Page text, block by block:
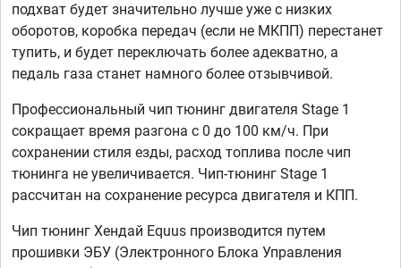
подхват будет значительно лучше уже с низких
оборотов, коробка передач (если не МКПП) перестанет
тупить, и будет переключать более адекватно, а
педаль газа станет намного более отзывчивой.
Профессиональный чип тюнинг двигателя Stage 1
сокращает время разгона с 0 до 100 км/ч. При
сохранении стиля езды, расход топлива после чип
тюнинга не увеличивается. Чип-тюнинг Stage 1
рассчитан на сохранение ресурса двигателя и КПП.
Чип тюнинг Хендай Equus производится путем
прошивки ЭБУ (Электронного Блока Управления